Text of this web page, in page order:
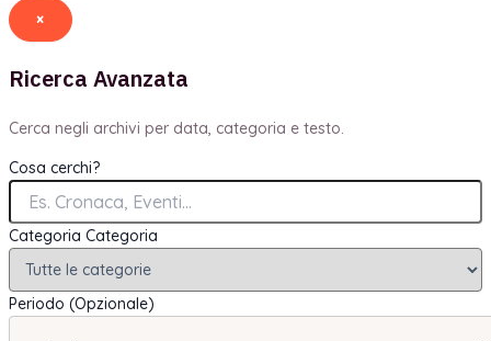
×
Ricerca Avanzata
Cerca negli archivi per data, categoria e testo.
Cosa cerchi?
Categoria Categoria
Periodo (Opzionale)